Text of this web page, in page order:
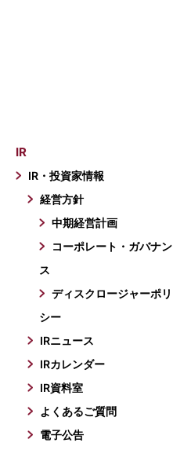
IR
IR・投資家情報
経営方針
中期経営計画
コーポレート・ガバナン
ス
ディスクロージャーポリ
シー
IRニュース
IRカレンダー
IR資料室
よくあるご質問
電子公告